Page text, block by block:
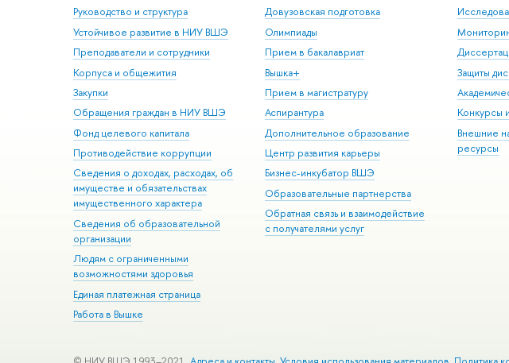
Руководство и структура
Устойчивое развитие в НИУ ВШЭ
Преподаватели и сотрудники
Корпуса и общежития
Закупки
Обращения граждан в НИУ ВШЭ
Фонд целевого капитала
Противодействие коррупции
Сведения о доходах, расходах, об
имуществе и обязательствах
имущественного характера
Сведения об образовательной
организации
Людям с ограниченными
возможностями здоровья
Единая платежная страница
Работа в Вышке
Довузовская подготовка
Олимпиады
Прием в бакалавриат
Вышка+
Прием в магистратуру
Аспирантура
Дополнительное образование
Центр развития карьеры
Бизнес-инкубатор ВШЭ
Образовательные партнерства
Обратная связь и взаимодействие
с получателями услуг
Защиты
Конкурсы
Внешние
ресурсы